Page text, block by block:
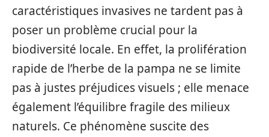
caractéristiques invasives ne tardent pas à
poser un problème crucial pour la
biodiversité locale. En effet, la prolifération
rapide de l’herbe de la pampa ne se limite
pas à justes préjudices visuels ; elle menace
également l’équilibre fragile des milieux
naturels. Ce phénomène suscite des